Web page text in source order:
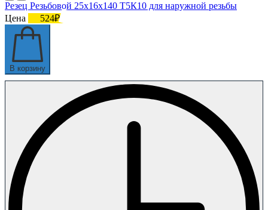
Резец Резьбовой 25х16х140 Т5К10 для наружной резьбы
Цена
524₽
В корзину